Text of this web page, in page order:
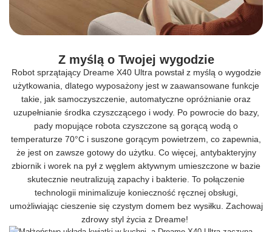
Z myślą o Twojej wygodzie
Robot sprzątający Dreame X40 Ultra powstał z myślą o wygodzie
użytkowania, dlatego wyposażony jest w zaawansowane funkcje
takie, jak samoczyszczenie, automatyczne opróżnianie oraz
uzupełnianie środka czyszczącego i wody. Po powrocie do bazy,
pady mopujące robota czyszczone są gorącą wodą o
temperaturze 70°C i suszone gorącym powietrzem, co zapewnia,
że jest on zawsze gotowy do użytku. Co więcej, antybakteryjny
zbiornik i worek na pył z węglem aktywnym umieszczone w bazie
skutecznie neutralizują zapachy i bakterie. To połączenie
technologii minimalizuje konieczność ręcznej obsługi,
umożliwiając cieszenie się czystym domem bez wysiłku. Zachowaj
zdrowy styl życia z Dreame!